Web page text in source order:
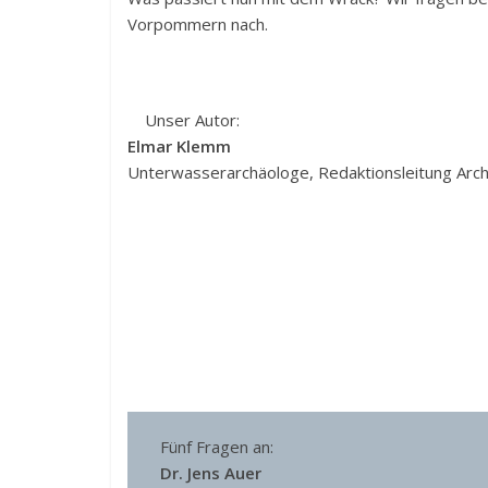
Vorpommern nach.
Unser Autor:
Elmar Klemm
Unterwasserarchäologe, Redaktionsleitung
Fünf Fragen an:
Dr. Jens Auer